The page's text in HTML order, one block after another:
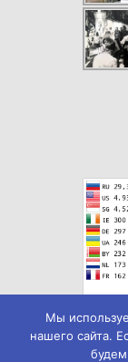
Мы
нашего сайта.
будем